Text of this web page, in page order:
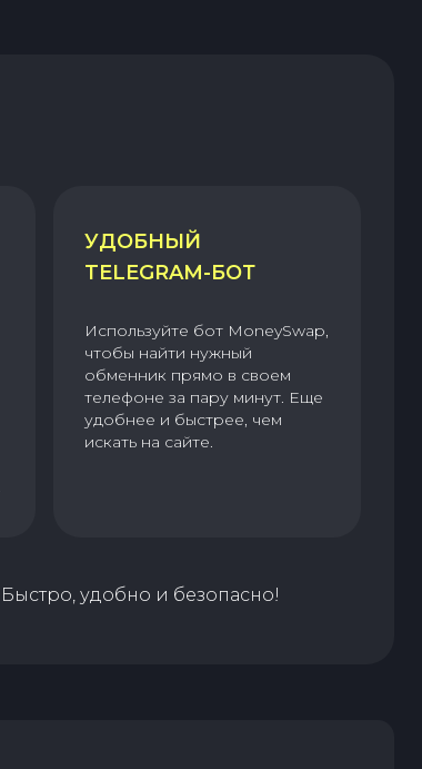
УДОБНЫЙ
TELEGRAM-БОТ
Используйте бот MoneySwap,
чтобы найти нужный
обменник прямо в своем
телефоне за пару минут. Еще
удобнее и быстрее, чем
искать на сайте.
Быстро, удобно и безопасно!